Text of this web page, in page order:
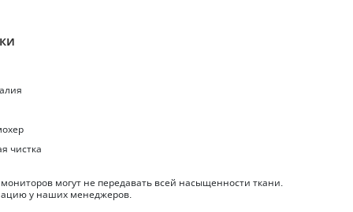
чистка
могут не передавать всей насыщенности ткани.
у наших менеджеров.